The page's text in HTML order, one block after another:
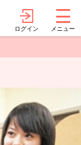
ログイン メニュー